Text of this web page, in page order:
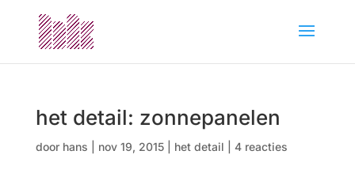
het detail: zonnepanelen
door hans nov 19, 2015| het detail 4 reacties